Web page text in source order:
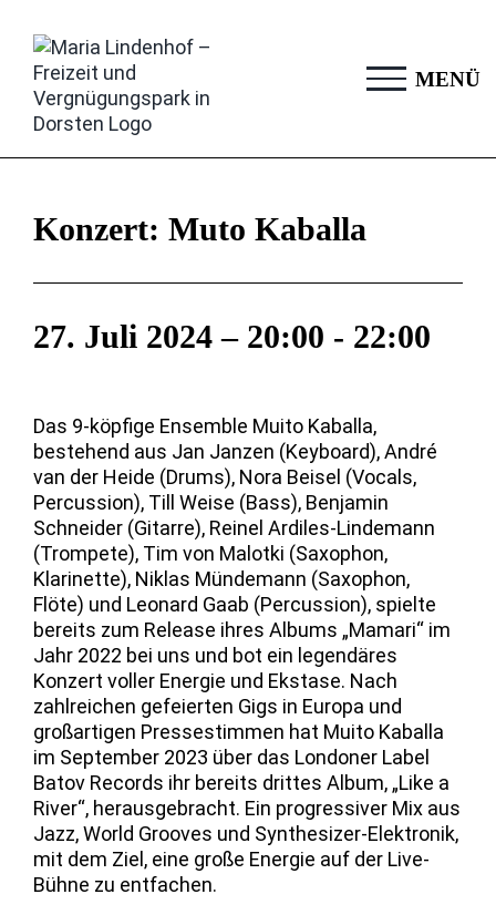
Inhalt
springen
Konzert: Muto Kaballa
27. Juli 2024 – 20:00 - 22:00
Das 9-köpfige Ensemble Muito Kaballa,
bestehend aus Jan Janzen (Keyboard), André
van der Heide (Drums), Nora Beisel (Vocals,
Percussion), Till Weise (Bass), Benjamin
Schneider (Gitarre), Reinel Ardiles-Lindemann
(Trompete), Tim von Malotki (Saxophon,
Klarinette), Niklas Mündemann (Saxophon,
Flöte) und Leonard Gaab (Percussion), spielte
bereits zum Release ihres Albums „Mamari“ im
Jahr 2022 bei uns und bot ein legendäres
Konzert voller Energie und Ekstase. Nach
zahlreichen gefeierten Gigs in Europa und
großartigen Pressestimmen hat Muito Kaballa
im September 2023 über das Londoner Label
Batov Records ihr bereits drittes Album, „Like a
River“, herausgebracht. Ein progressiver Mix aus
Jazz, World Grooves und Synthesizer-Elektronik,
mit dem Ziel, eine große Energie auf der Live-
Bühne zu entfachen.